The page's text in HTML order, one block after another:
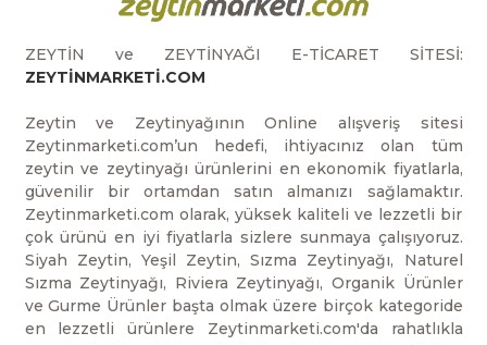
ZEYTİN ve ZEYTİNYAĞI E-TİCARET SİTESİ:
ZEYTİNMARKETİ.COM
Zeytin ve Zeytinyağının Online alışveriş sitesi
Zeytinmarketi.com’un hedefi, ihtiyacınız olan tüm
zeytin ve zeytinyağı ürünlerini en ekonomik fiyatlarla,
güvenilir bir ortamdan satın almanızı sağlamaktır.
Zeytinmarketi.com olarak, yüksek kaliteli ve lezzetli bir
çok ürünü en iyi fiyatlarla sizlere sunmaya çalışıyoruz.
Siyah Zeytin, Yeşil Zeytin, Sızma Zeytinyağı, Naturel
Sızma Zeytinyağı, Riviera Zeytinyağı, Organik Ürünler
ve Gurme Ürünler başta olmak üzere birçok kategoride
en lezzetli ürünlere Zeytinmarketi.com'da rahatlıkla